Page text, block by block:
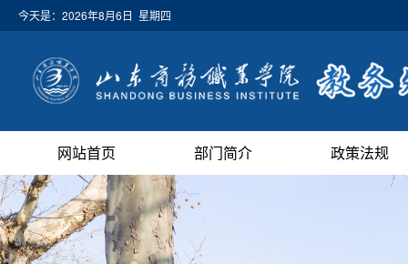
今天是： 2026年8月6日 星期四
网站首页 部门简介 政策法规